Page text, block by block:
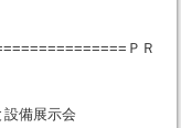
ＰＲ
備展示会